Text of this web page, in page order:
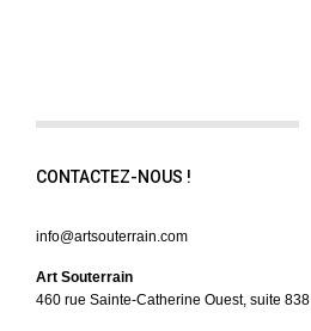
CONTACTEZ-NOUS !
info@artsouterrain.com
Art Souterrain
460 rue Sainte-Catherine Ouest, suite 838